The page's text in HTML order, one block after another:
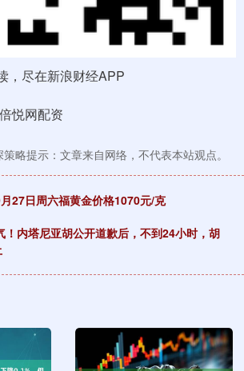
，尽在新浪财经APP
悦网配资
策略提示：文章来自网络，不代表本站观点。
27日周六福黄金价格1070元/克
！内塔尼亚胡公开道歉后，不到24小时，胡